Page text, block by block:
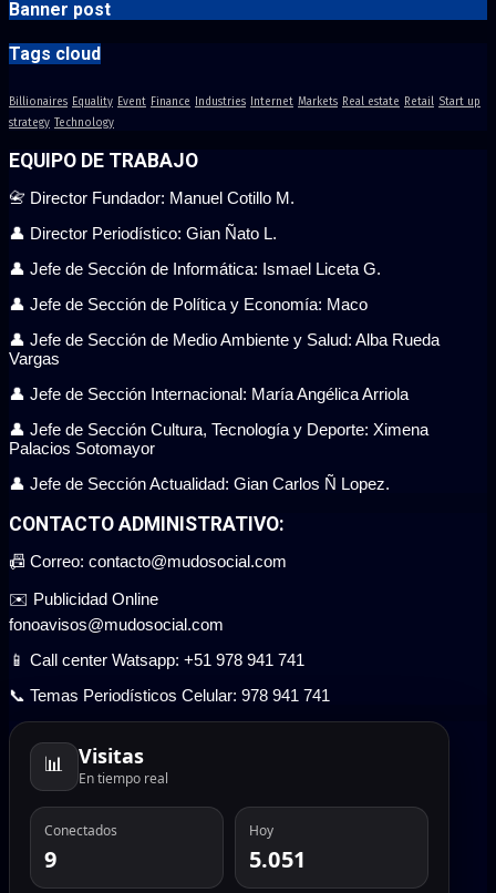
Banner post
Tags cloud
Billionaires Equality Event Finance Industries Internet Markets Real estate Retail Start up
strategy Technology
EQUIPO DE TRABAJO
📇 Director Fundador: Manuel Cotillo M.
👤 Director Periodístico: Gian Ñato L.
👤 Jefe de Sección de Informática: Ismael Liceta G.
👤 Jefe de Sección de Política y Economía: Maco
👤 Jefe de Sección de Medio Ambiente y Salud: Alba Rueda
Vargas
👤 Jefe de Sección Internacional: María Angélica Arriola
👤 Jefe de Sección Cultura, Tecnología y Deporte: Ximena
Palacios Sotomayor
👤 Jefe de Sección Actualidad: Gian Carlos Ñ Lopez.
CONTACTO ADMINISTRATIVO:
📠 Correo: contacto@mudosocial.com
✉️ Publicidad Online
fonoavisos@mudosocial.com
📱 Call center Watsapp: +51 978 941 741
📞 Temas Periodísticos Celular: 978 941 741
📊 Visitas
En tiempo real
Conectados
9
Hoy
5.051